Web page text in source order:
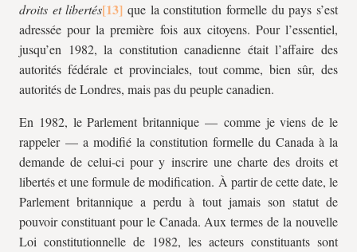
droits et libertés
que la constitution formelle du pays s’est
adressée pour la première fois aux citoyens. Pour l’essentiel,
jusqu’en 1982, la constitution canadienne était l’affaire des
autorités fédérale et provinciales, tout comme, bien sûr, des
autorités de Londres, mais pas du peuple canadien.
En 1982, le Parlement britannique — comme je viens de le
rappeler — a modifié la constitution formelle du Canada à la
demande de celui-ci pour y inscrire une charte des droits et
libertés et une formule de modification. À partir de cette date, le
Parlement britannique a perdu à tout jamais son statut de
pouvoir constituant pour le Canada. Aux termes de la nouvelle
Loi constitutionnelle de 1982, les acteurs constituants sont